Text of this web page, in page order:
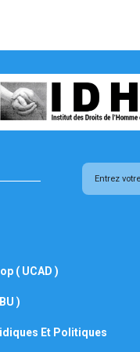
( UCAD )
)
Et Politiques